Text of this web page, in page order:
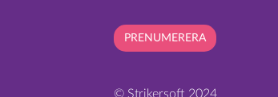
PRENUMERERA
© Strikersoft 2024